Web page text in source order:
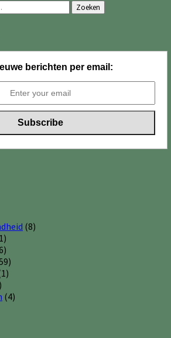
Zoeken
berichten per email:
(8)
(4)